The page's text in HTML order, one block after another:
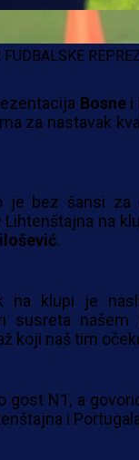
FUDBALSKE
Bosnei
za nastavak
je bez šansi za
Lihtenštajna na
.
na klupi je
susreta
koji naš tim
gost N1, a
i